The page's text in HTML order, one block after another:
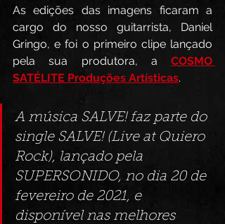
As edições das imagens ficaram a
cargo do nosso guitarrista, Daniel
Gringo, e foi o primeiro clipe lançado
pela sua produtora, a COSMO
SATÉLITE Produções Artísticas.
A música SALVE! faz parte do
single SALVE! (Live at Quiero
Rock), lançado pela
SUPERSONIDO, no dia 20 de
fevereiro de 2021, e
disponível nas melhores